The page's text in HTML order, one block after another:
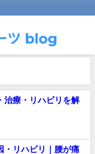
治療・リハビリを解
・リハビリ｜腰が痛